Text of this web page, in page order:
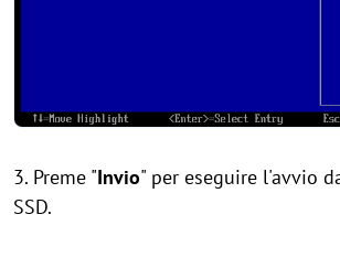
3. Preme "Invio" per eseguire l'avvio
SSD.